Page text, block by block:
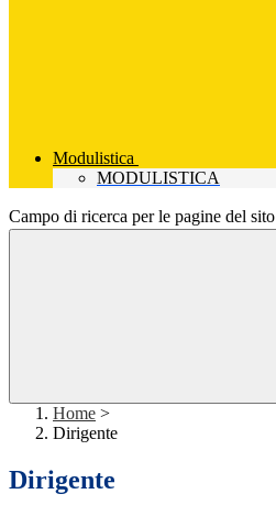
Modulistica
MODULISTICA
Campo di ricerca per le pagine del sito
Home >
Dirigente
Dirigente